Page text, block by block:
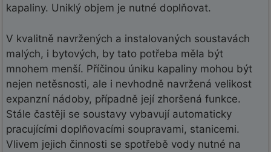
kapaliny. Uniklý objem je nutné doplňovat.
V kvalitně navržených a instalovaných soustavách
malých, i bytových, by tato potřeba měla být
mnohem menší. Příčinou úniku kapaliny mohou být
nejen netěsnosti, ale i nevhodně navržená velikost
expanzní nádoby, případně její zhoršená funkce.
Stále častěji se soustavy vybavují automaticky
pracujícími doplňovacími soupravami, stanicemi.
Vlivem jejich činnosti se spotřebě vody nutné na